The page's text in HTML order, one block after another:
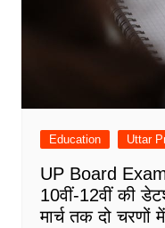
Education Uttar
UP Board
10वीं-12वीं की
मार्च तक दो चरणों में